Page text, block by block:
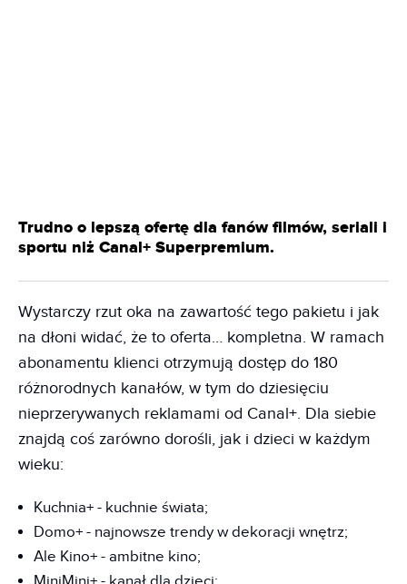
Trudno o lepszą ofertę dla fanów filmów, seriali i
sportu niż Canal+ Superpremium.
Wystarczy rzut oka na zawartość tego pakietu i jak
na dłoni widać, że to oferta… kompletna. W ramach
abonamentu klienci otrzymują dostęp do 180
różnorodnych kanałów, w tym do dziesięciu
nieprzerywanych reklamami od Canal+. Dla siebie
znajdą coś zarówno dorośli, jak i dzieci w każdym
wieku:
Kuchnia+ - kuchnie świata;
Domo+ - najnowsze trendy w dekoracji wnętrz;
Ale Kino+ - ambitne kino;